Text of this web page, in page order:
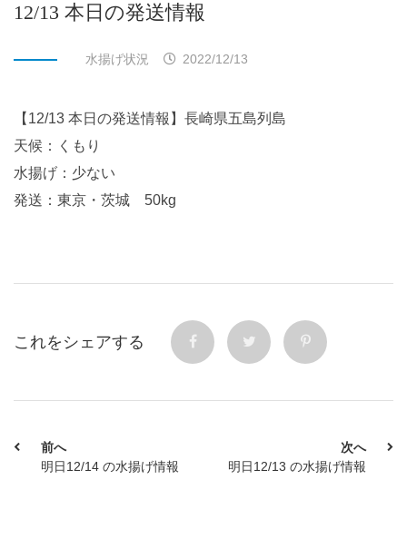
12/13 本日の発送情報
水揚げ状況 2022/12/13
【12/13 本日の発送情報】長崎県五島列島
天候：くもり
水揚げ：少ない
発送：東京・茨城 50kg
これをシェアする
前へ
明日12/14 の水揚げ情報
次へ
明日12/13 の水揚げ情報